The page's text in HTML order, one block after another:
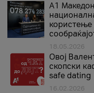
A1
користење
18.05.2026
Овој
скопски
safe dating
16.02.2026